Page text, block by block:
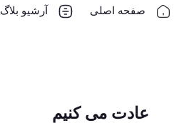
صفحه اصلی آرشیو بلاگ
عادت می کنیم